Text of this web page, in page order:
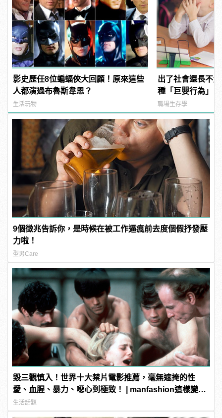
影史歷任8位蝙蝠俠大回顧！原來這些
人都演過布魯斯韋恩？
生活玩物
出了社會還長不
種「巨嬰行為」
厭！
職場生存學
9個徵兆告訴你，是時候在被工作逼瘋前去度個假抒發壓
力啦！
型男Care
毀三觀慎入！世界十大禁片電影推薦，毫無遮掩的性
愛、血腥、暴力、噁心到極致！ | manfashion這樣變型
男
生活話題